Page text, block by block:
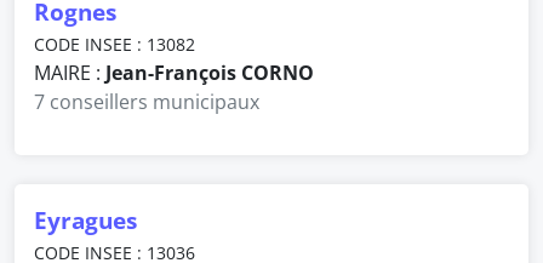
Rognes
CODE INSEE : 13082
MAIRE : Jean-François CORNO
7 conseillers municipaux
Eyragues
CODE INSEE : 13036